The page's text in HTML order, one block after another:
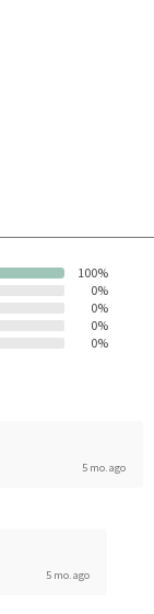
100%
0%
0%
0%
0%
5 mo. ago
5 mo. ago
Åpent i
Åpent